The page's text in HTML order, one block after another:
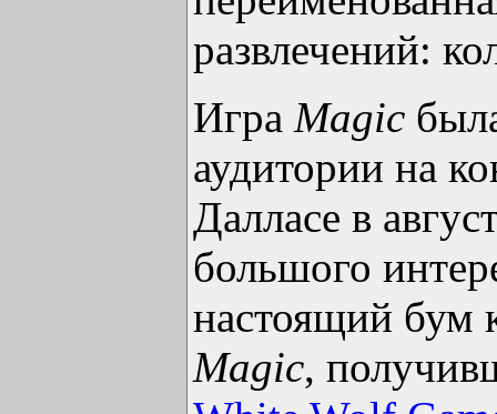
развлечений:
Игра Magic
аудитории на
Далласе в
большого
настоящий бум
Magic,